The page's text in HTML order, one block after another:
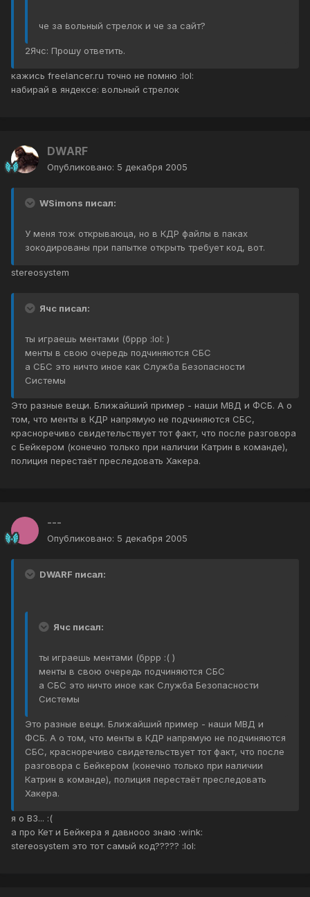
че за вольный стрелок и че за сайт?
2Ячс: Прошу ответить.
кажись freelancer.ru точно не помню :lol:
набирай в яндексе: вольный стрелок
DWARF
Опубликовано: 5 декабря 2005
WSimons писал:
У меня тож открываюца, но в КДР файлы в паках
зокодированы при папытке открыть требует код, вот.
stereosystem
Ячс писал:
ты играешь ментами (бррр :lol: )
менты в свою очередь подчиняются СБС
а СБС это ничто иное как Служба Безопасности
Системы
Это разные вещи. Ближайший пример - наши МВД и ФСБ. А о
том, что менты в КДР напрямую не подчиняются СБС,
красноречиво свидетельствует тот факт, что после разговора
с Бейкером (конечно только при наличии Катрин в команде),
полиция перестаёт преследовать Хакера.
---
Опубликовано: 5 декабря 2005
DWARF писал:
Ячс писал:
ты играешь ментами (бррр :( )
менты в свою очередь подчиняются СБС
а СБС это ничто иное как Служба Безопасности
Системы
Это разные вещи. Ближайший пример - наши МВД и
ФСБ. А о том, что менты в КДР напрямую не подчиняются
СБС, красноречиво свидетельствует тот факт, что после
разговора с Бейкером (конечно только при наличии
Катрин в команде), полиция перестаёт преследовать
Хакера.
я о ВЗ... :(
а про Кет и Бейкера я давнооо знаю :wink:
stereosystem это тот самый код????? :lol: